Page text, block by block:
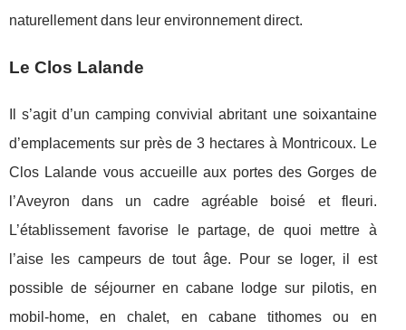
naturellement dans leur environnement direct.
Le Clos Lalande
Il s’agit d’un camping convivial abritant une soixantaine
d’emplacements sur près de 3 hectares à Montricoux. Le
Clos Lalande vous accueille aux portes des Gorges de
l’Aveyron dans un cadre agréable boisé et fleuri.
L’établissement favorise le partage, de quoi mettre à
l’aise les campeurs de tout âge. Pour se loger, il est
possible de séjourner en cabane lodge sur pilotis, en
mobil-home, en chalet, en cabane tithomes ou en